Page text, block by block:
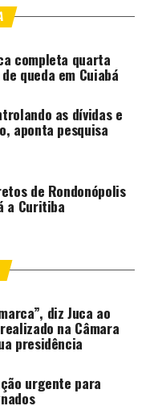
completa quarta
queda em Cuiabá
as dívidas e
aponta pesquisa
de Rondonópolis
a Curitiba
diz Juca ao
na Câmara
presidência
urgente para